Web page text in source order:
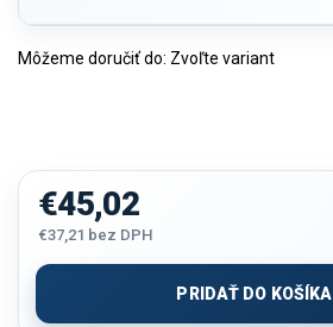
Môžeme doručiť do: Zvoľte variant
€45,02
€37,21 bez DPH
cena:
PRIDAŤ DO KOŠÍKA